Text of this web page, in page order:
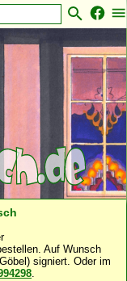
H I J K
Gemeinschaft·
Auf Wunsch
signiert. Oder im
.